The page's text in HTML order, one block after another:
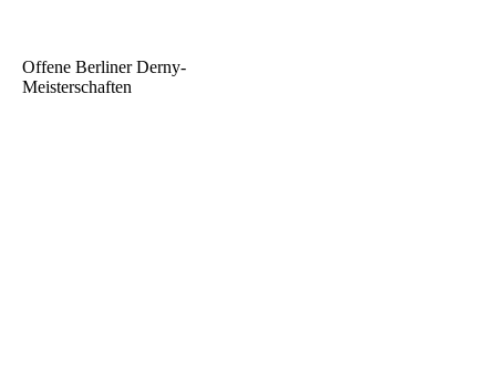
Offene Berliner Derny-
Meisterschaften